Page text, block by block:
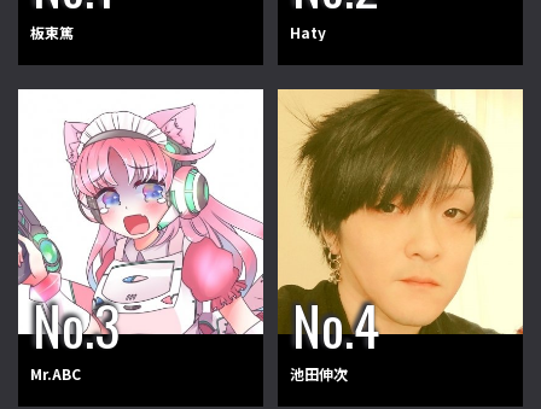
板東篤 Haty
Mr.ABC 池田伸次